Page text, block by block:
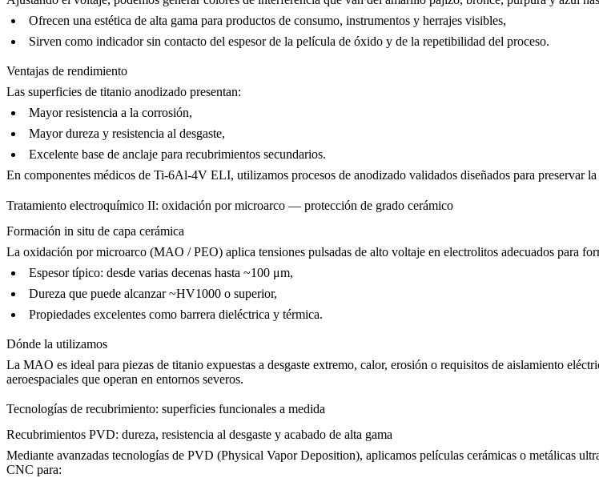
Ofrecen una estética de alta gama para productos de consumo, instrumentos y herrajes visibles,
Sirven como indicador sin contacto del espesor de la película de óxido y de la repetibilidad del proceso.
Ventajas de rendimiento
Las superficies de titanio anodizado presentan:
Mayor resistencia a la corrosión,
Mayor dureza y resistencia al desgaste,
Excelente base de anclaje para recubrimientos secundarios.
En componentes médicos de Ti-6Al-4V ELI, utilizamos procesos de anodizado validados diseñados para preservar
Tratamiento electroquímico II: oxidación por microarco — protección de grado cerámico
Formación in situ de capa cerámica
La oxidación por microarco (MAO / PEO) aplica tensiones pulsadas de alto voltaje en electrolitos adecuados para
Espesor típico: desde varias decenas hasta ~100 μm,
Dureza que puede alcanzar ~HV1000 o superior,
Propiedades excelentes como barrera dieléctrica y térmica.
Dónde la utilizamos
La MAO es ideal para piezas de titanio expuestas a desgaste extremo, calor, erosión o requisitos de aislamiento
aeroespaciales que operan en entornos severos.
Tecnologías de recubrimiento: superficies funcionales a medida
Recubrimientos PVD: dureza, resistencia al desgaste y acabado de alta gama
Mediante avanzadas tecnologías de PVD (Physical Vapor Deposition), aplicamos películas cerámicas o metálicas
CNC para: